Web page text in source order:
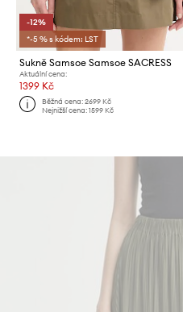
-12%
*-5 % s kódem: LST
Sukně Samsoe Samsoe SACRESS
Aktuální cena:
1399 Kč
Běžná cena:2699 Kč
Nejnižší cena:1599 Kč